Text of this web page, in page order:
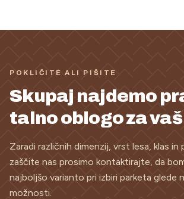
POKLIČITE ALI PIŠITE
Skupaj najdemo
talno oblogo za
Zaradi različnih dimenzij, vrst lesa, klas in
zaščite nas prosimo kontaktirajte, da
najboljšo varianto pri izbiri parketa glede
možnosti.